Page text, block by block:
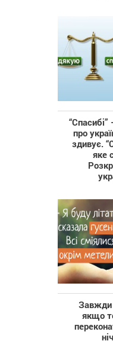
про
здивує.
яке
Завжди
якщо